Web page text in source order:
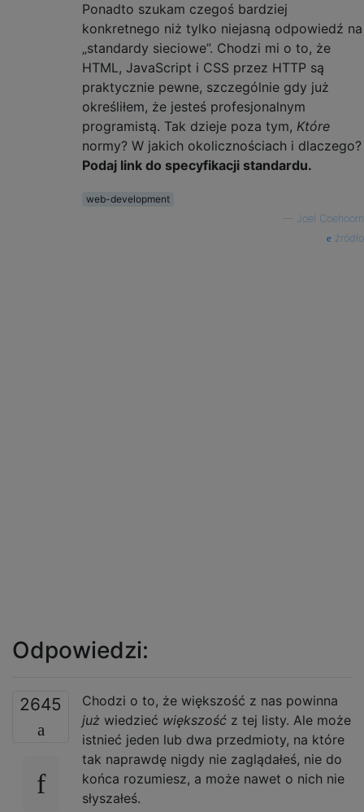
Ponadto szukam czegoś bardziej
konkretnego niż tylko niejasną odpowiedź na
„standardy sieciowe”. Chodzi mi o to, że
HTML, JavaScript i CSS przez HTTP są
praktycznie pewne, szczególnie gdy już
określiłem, że jesteś profesjonalnym
programistą. Tak dzieje poza tym, Które
normy? W jakich okolicznościach i dlaczego?
Podaj link do specyfikacji standardu.
web-development
Joel Coehoorn
źródło
Odpowiedzi:
2645
Chodzi o to, że większość z nas powinna
już wiedzieć większość z tej listy. Ale może
istnieć jeden lub dwa przedmioty, na które
tak naprawdę nigdy nie zaglądałeś, nie do
końca rozumiesz, a może nawet o nich nie
słyszałeś.